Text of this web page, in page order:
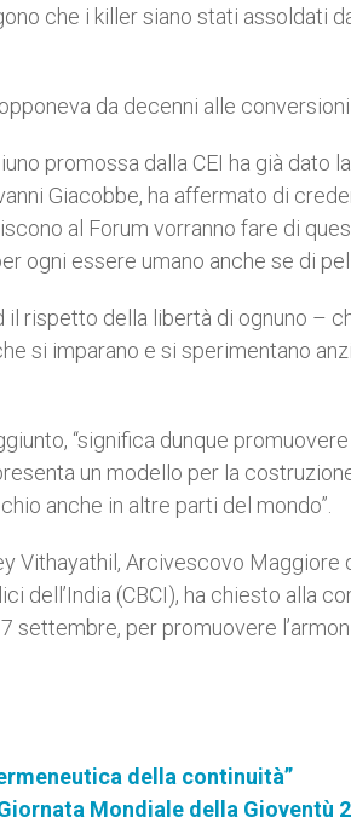
che i killer siano stati assoldati
da decenni alle
promossa dalla CEI ha già dato
Giacobbe, ha affermato di
al Forum vorranno fare di
ogni essere umano anche se di
il rispetto della libertà di ognuno –
si imparano e si sperimentano
“significa dunque
un modello per la
anche in altre parti del mondo”.
Vithayathil, Arcivescovo
dell’India (CBCI), ha chiesto alla
settembre, per promuovere
della continuità”
Mondiale della Gioventù